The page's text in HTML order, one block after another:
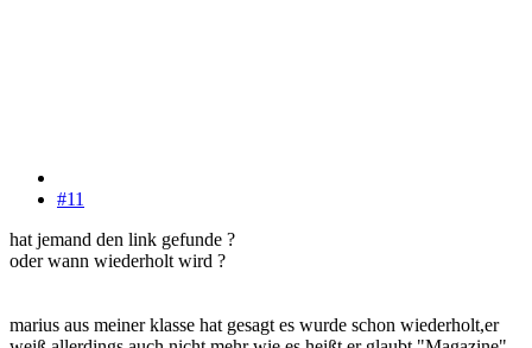
#11
hat jemand den link gefunde ?
oder wann wiederholt wird ?
marius aus meiner klasse hat gesagt es wurde schon wiederholt,er